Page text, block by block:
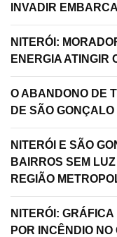
INVADIR
NITERÓI:
ENERGIA ATINGIR
O ABANDONO DE
DE SÃO
NITERÓI E SÃO
BAIRROS SEM
REGIÃO
NITERÓI:
POR INCÊNDIO